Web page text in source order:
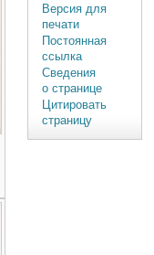
Версия для
печати
Постоянная
ссылка
Сведения
о странице
Цитировать
страницу